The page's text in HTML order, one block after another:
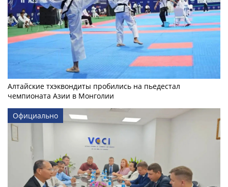
Алтайские тхэквондиты пробились на пьедестал
чемпионата Азии в Монголии
Официально